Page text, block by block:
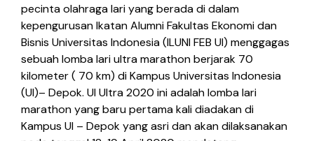
pecinta olahraga lari yang berada di dalam
kepengurusan Ikatan Alumni Fakultas Ekonomi dan
Bisnis Universitas Indonesia (ILUNI FEB UI) menggagas
sebuah lomba lari ultra marathon berjarak 70
kilometer ( 70 km) di Kampus Universitas Indonesia
(UI)– Depok. UI Ultra 2020 ini adalah lomba lari
marathon yang baru pertama kali diadakan di
Kampus UI – Depok yang asri dan akan dilaksanakan